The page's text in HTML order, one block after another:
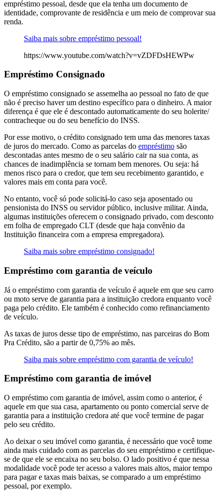
empréstimo pessoal, desde que ela tenha um documento de
identidade, comprovante de residência e um meio de comprovar sua
renda.
Saiba mais sobre empréstimo pessoal!
https://www.youtube.com/watch?v=vZDFDsHEWPw
Empréstimo Consignado
O empréstimo consignado se assemelha ao pessoal no fato de que
não é preciso haver um destino específico para o dinheiro. A maior
diferença é que ele é descontado automaticamente do seu holerite/
contracheque ou do seu benefício do INSS.
Por esse motivo, o crédito consignado tem uma das menores taxas
de juros do mercado. Como as parcelas do empréstimo são
descontadas antes mesmo de o seu salário cair na sua conta, as
chances de inadimplência se tornam bem menores. Ou seja: há
menos risco para o credor, que tem seu recebimento garantido, e
valores mais em conta para você.
No entanto, você só pode solicitá-lo caso seja aposentado ou
pensionista do INSS ou servidor público, inclusive militar. Ainda,
algumas instituições oferecem o consignado privado, com desconto
em folha de empregado CLT (desde que haja convênio da
Instituição financeira com a empresa empregadora).
Saiba mais sobre empréstimo consignado!
Empréstimo com garantia de veículo
Já o empréstimo com garantia de veículo é aquele em que seu carro
ou moto serve de garantia para a instituição credora enquanto você
paga pelo crédito. Ele também é conhecido como refinanciamento
de veículo.
As taxas de juros desse tipo de empréstimo, nas parceiras do Bom
Pra Crédito, são a partir de 0,75% ao mês.
Saiba mais sobre empréstimo com garantia de veículo!
Empréstimo com garantia de imóvel
O empréstimo com garantia de imóvel, assim como o anterior, é
aquele em que sua casa, apartamento ou ponto comercial serve de
garantia para a instituição credora até que você termine de pagar
pelo seu crédito.
Ao deixar o seu imóvel como garantia, é necessário que você tome
ainda mais cuidado com as parcelas do seu empréstimo e certifique-
se de que ele se encaixa no seu bolso. O lado positivo é que nessa
modalidade você pode ter acesso a valores mais altos, maior tempo
para pagar e taxas mais baixas, se comparado a um empréstimo
pessoal, por exemplo.